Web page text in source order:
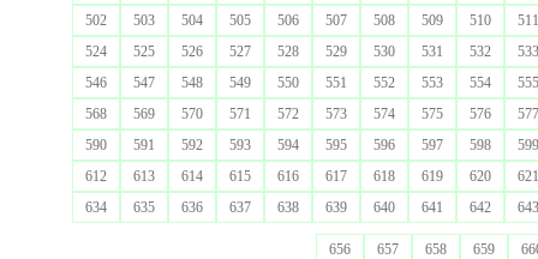
502
503 504 505 506 507 508 509 510
511
524
525 526 527 528 529 530 531 532
533
546
547 548 549 550 551 552 553 554
555
568
569 570 571 572 573 574 575 576
577
590
591 592 593 594 595 596 597 598
599
612
613 614 615 616 617 618 619 620
621
634
635 636 637 638 639 640 641 642 643
656 657 658 659